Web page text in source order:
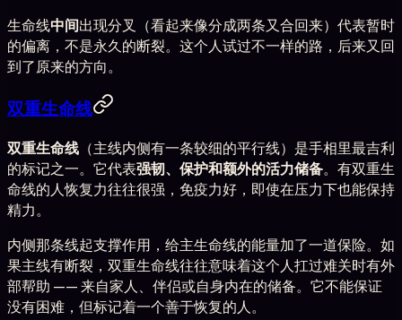
生命线中间出现分叉（看起来像分成两条又合回来）代表暂时
的偏离，不是永久的断裂。这个人试过不一样的路，后来又回
到了原来的方向。
双重生命线
双重生命线 （主线内侧有一条较细的平行线）是手相里最吉利
的标记之一。它代表强韧、保护和额外的活力储备。有双重生
命线的人恢复力往往很强，免疫力好，即使在压力下也能保持
精力。
内侧那条线起支撑作用，给主生命线的能量加了一道保险。如
果主线有断裂，双重生命线往往意味着这个人扛过难关时有外
部帮助 —— 来自家人、伴侣或自身内在的储备。它不能保证
没有困难，但标记着一个善于恢复的人。